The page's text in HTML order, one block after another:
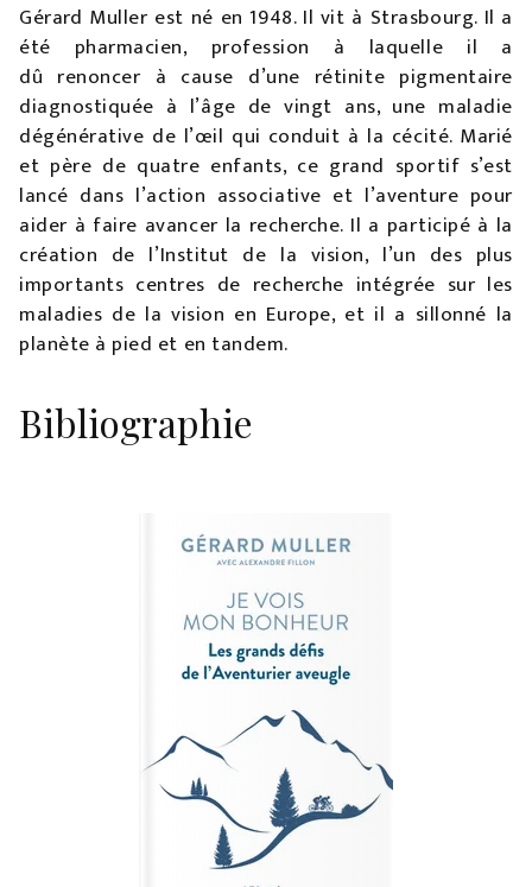
Gérard Muller est né en 1948. Il vit à Strasbourg. Il a
été pharmacien, profession à laquelle il a
dû renoncer à cause d’une rétinite pigmentaire
diagnostiquée à l’âge de vingt ans, une maladie
dégénérative de l’œil qui conduit à la cécité. Marié
et père de quatre enfants, ce grand sportif s’est
lancé dans l’action associative et l’aventure pour
aider à faire avancer la recherche. Il a participé à la
création de l’Institut de la vision, l’un des plus
importants centres de recherche intégrée sur les
maladies de la vision en Europe, et il a sillonné la
planète à pied et en tandem.
Bibliographie